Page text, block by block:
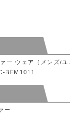
ー ウェア（メンズ/
BFM1011
ー